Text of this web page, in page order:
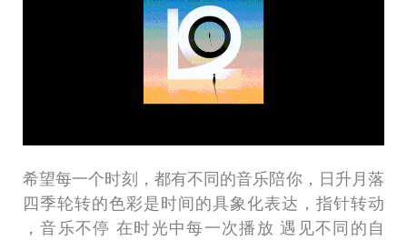
希望每一个时刻，都有不同的音乐陪你，日升月落
四季轮转的色彩是时间的具象化表达，指针转动
，音乐不停 在时光中每一次播放 遇见不同的自